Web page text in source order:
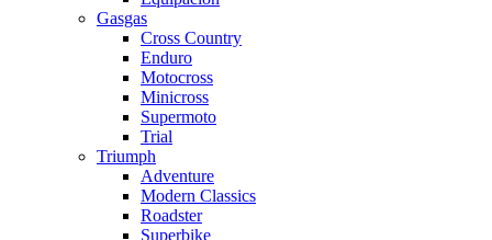
Gasgas
Cross Country
Enduro
Motocross
Minicross
Supermoto
Trial
Triumph
Adventure
Modern Classics
Roadster
Superbike